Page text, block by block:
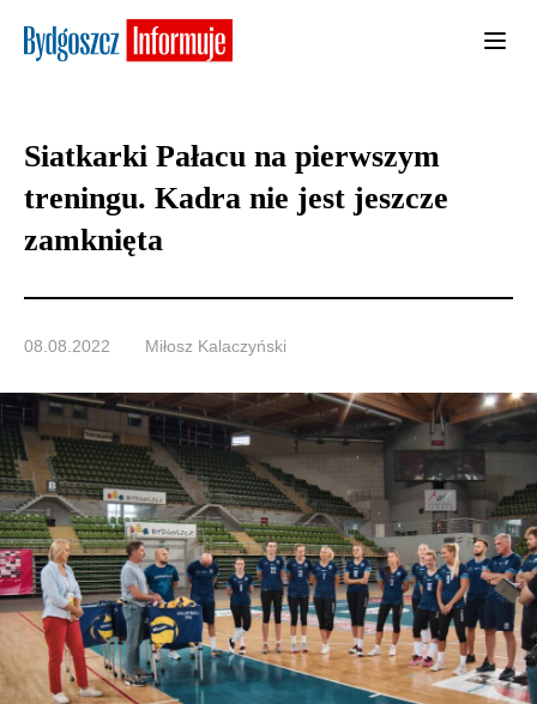
Siatkarki Pałacu na pierwszym
treningu. Kadra nie jest jeszcze
zamknięta
08.08.2022 Miłosz Kalaczyński